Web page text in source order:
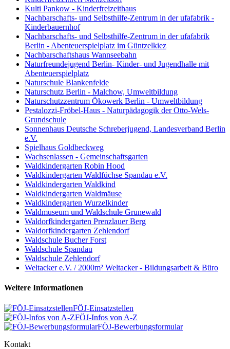
Kulti Pankow - Kinderfreizeithaus
Nachbarschafts- und Selbsthilfe-Zentrum in der ufafabrik -
Kinderbauernhof
Nachbarschafts- und Selbsthilfe-Zentrum in der ufafabrik
Berlin - Abenteuerspielplatz im Güntzelkiez
Nachbarschaftshaus Wannseebahn
Naturfreundejugend Berlin- Kinder- und Jugendhalle mit
Abenteuerspielplatz
Naturschule Blankenfelde
Naturschutz Berlin - Malchow, Umweltbildung
Naturschutzzentrum Ökowerk Berlin - Umweltbildung
Pestalozzi-Fröbel-Haus - Naturpädagogik der Otto-Wels-
Grundschule
Sonnenhaus Deutsche Schreberjugend, Landesverband Berlin
e.V.
Spielhaus Goldbeckweg
Wachsenlassen - Gemeinschaftsgarten
Waldkindergarten Robin Hood
Waldkindergarten Waldfüchse Spandau e.V.
Waldkindergarten Waldkind
Waldkindergarten Waldmäuse
Waldkindergarten Wurzelkinder
Waldmuseum und Waldschule Grunewald
Waldorfkindergarten Prenzlauer Berg
Waldorfkindergarten Zehlendorf
Waldschule Bucher Forst
Waldschule Spandau
Waldschule Zehlendorf
Weltacker e.V. / 2000m² Weltacker - Bildungsarbeit & Büro
Weitere Informationen
FÖJ-Einsatzstellen
FÖJ-Infos von A-Z
FÖJ-Bewerbungsformular
Kontakt